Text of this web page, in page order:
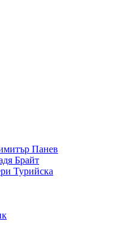
Панев
Брайт
Турийска